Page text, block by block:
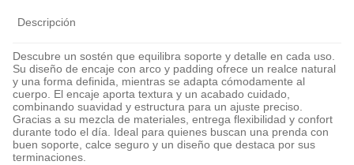
Descripción
Descubre un sostén que equilibra soporte y detalle en cada uso.
Su diseño de encaje con arco y padding ofrece un realce natural
y una forma definida, mientras se adapta cómodamente al
cuerpo. El encaje aporta textura y un acabado cuidado,
combinando suavidad y estructura para un ajuste preciso.
Gracias a su mezcla de materiales, entrega flexibilidad y confort
durante todo el día. Ideal para quienes buscan una prenda con
buen soporte, calce seguro y un diseño que destaca por sus
terminaciones.